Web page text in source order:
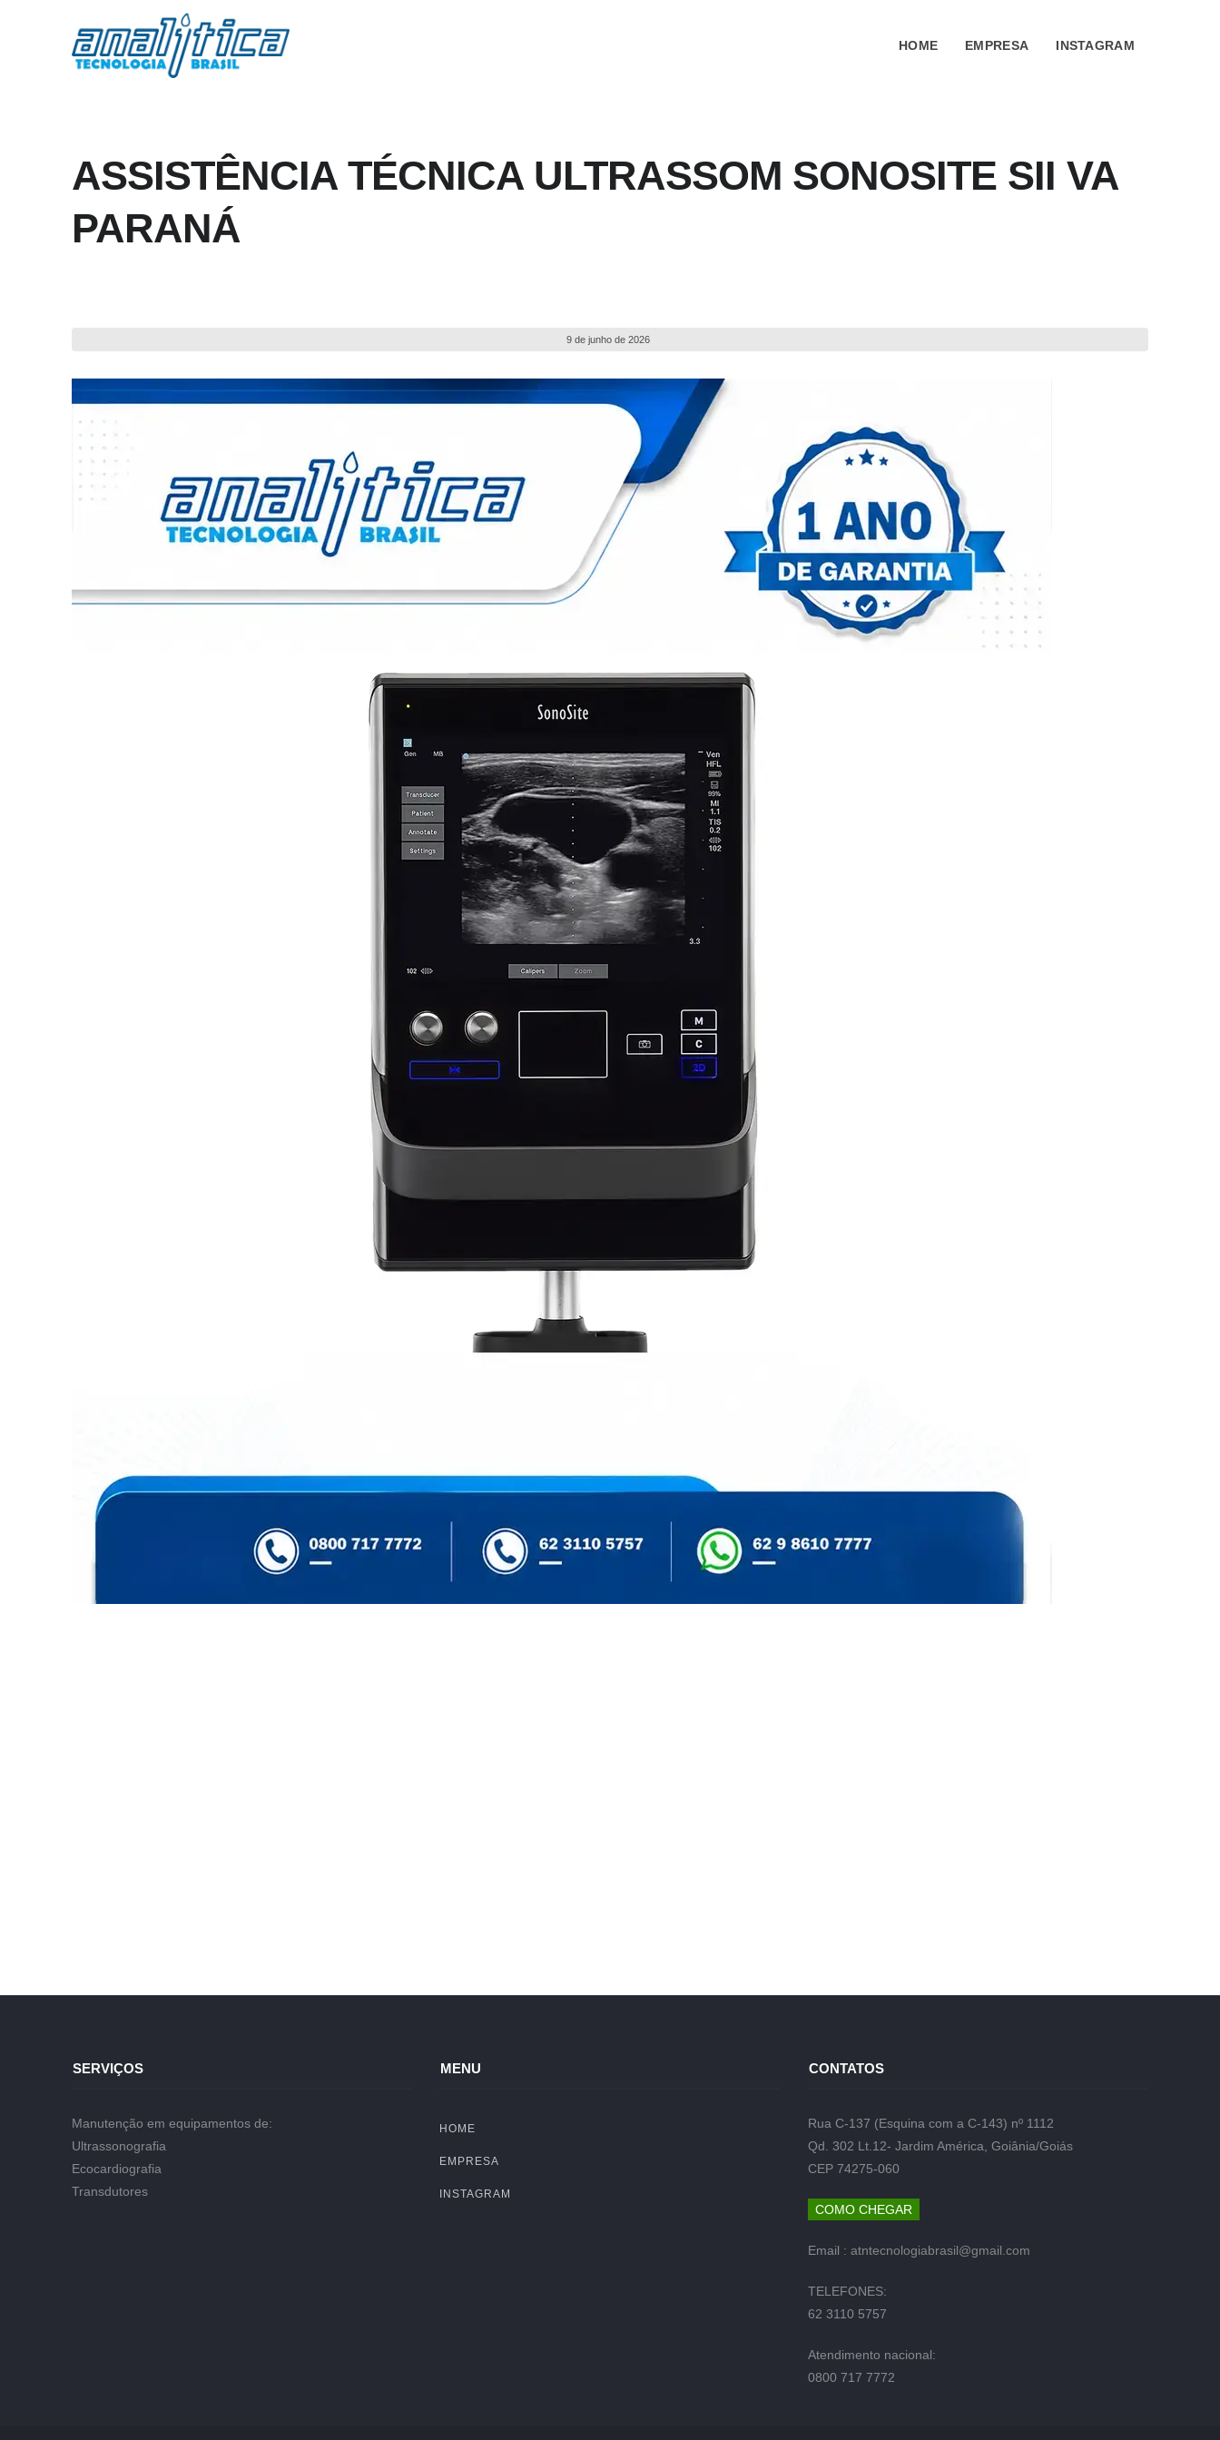
HOME EMPRESA INSTAGRAM
ASSISTÊNCIA TÉCNICA ULTRASSOM SONOSITE SII VA
PARANÁ
9 de junho de 2026
SERVIÇOS
Manutenção em equipamentos de:
Ultrassonografia
Ecocardiografia
Transdutores
MENU
HOME
EMPRESA
INSTAGRAM
CONTATOS
Rua C-137 (Esquina com a C-143) nº 1112
Qd. 302 Lt.12- Jardim América, Goiânia/Goiás
CEP 74275-060
COMO CHEGAR
Email : atntecnologiabrasil@gmail.com
TELEFONES:
62 3110 5757
Atendimento nacional:
0800 717 7772